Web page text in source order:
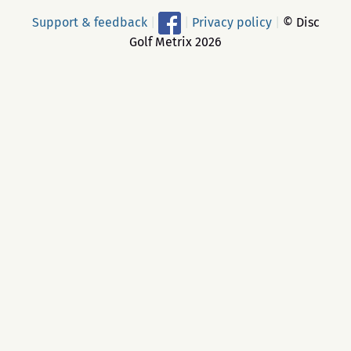
Support & feedback Privacy policy
© Disc
Golf Metrix 2026